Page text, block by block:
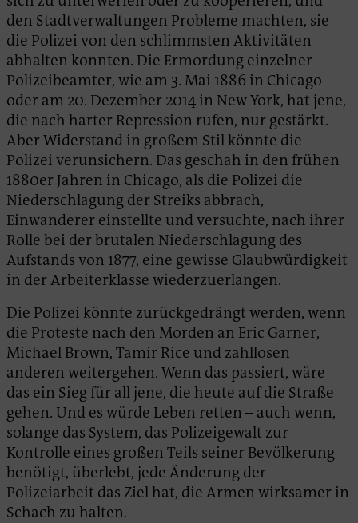
den Stadtverwaltungen Probleme machten, sie
die Polizei von den schlimmsten Aktivitäten
abhalten konnten. Die Ermordung einzelner
Polizeibeamter, wie am 3. Mai 1886 in Chicago
oder am 20. Dezember 2014 in New York, hat jene,
die nach harter Repression rufen, nur gestärkt.
Aber Widerstand in großem Stil könnte die
Polizei verunsichern. Das geschah in den frühen
1880er Jahren in Chicago, als die Polizei die
Niederschlagung der Streiks abbrach,
Einwanderer einstellte und versuchte, nach ihrer
Rolle bei der brutalen Niederschlagung des
Aufstands von 1877, eine gewisse Glaubwürdigkeit
in der Arbeiterklasse wiederzuerlangen.
Die Polizei könnte zurückgedrängt werden, wenn
die Proteste nach den Morden an Eric Garner,
Michael Brown, Tamir Rice und zahllosen
anderen weitergehen. Wenn das passiert, wäre
das ein Sieg für all jene, die heute auf die Straße
gehen. Und es würde Leben retten – auch wenn,
solange das System, das Polizeigewalt zur
Kontrolle eines großen Teils seiner Bevölkerung
benötigt, überlebt, jede Änderung der
Polizeiarbeit das Ziel hat, die Armen wirksamer in
Schach zu halten.